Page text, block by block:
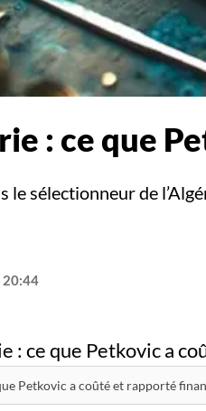
: ce que
le sélectionneur de
Petkovic a coûté et rapporté